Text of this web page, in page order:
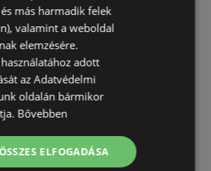
itt: Sopron-Fertődi
Zrt. ajánlatai
ajánlatai
ajánlatai
más harmadik felek
valamint a weboldal
elemzésére.
adott
az Adatvédelmi
oldalán bármikor
Bővebben
ÖSSZES ELFOGADÁSA